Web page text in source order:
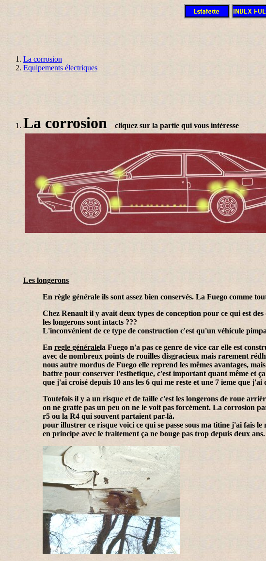
La corrosion
Equipements électriques
La corrosion cliquez sur la partie qui vous intéresse
Les longerons
En règle générale ils sont assez bien conservés. La Fuego comme
Chez Renault il y avait deux types de conception pour ce qui est
les longerons sont intacts ???
L'inconvénient de ce type de construction c'est qu'un véhicule
En regle généralela Fuego n'a pas ce genre de vice car elle est
avec de nombreux points de rouilles disgracieux mais rarement
nous autre mordus de Fuego elle reprend les mêmes avantages,
battre pour conserver l'esthetique, c'est important quant même et
que j'ai croisé depuis 10 ans les 6 qui me reste et une 7 ieme que
Toutefois il y a un risque et de taille c'est les longerons de roue
on ne gratte pas un peu on ne le voit pas forcément. La corrosion
r5 ou la R4 qui souvent partaient par-là.
pour illustrer ce risque voici ce qui se passe sous ma titine j'ai fais
en principe avec le traitement ça ne bouge pas trop depuis deux